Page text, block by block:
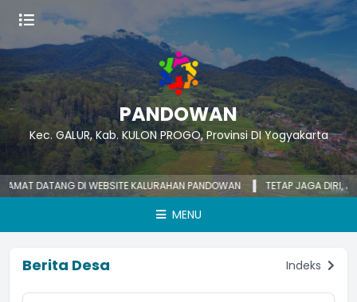
PANDOWAN
Kec. GALUR, Kab. KULON PROGO, Provinsi DI Yogyakarta
DATANG DI WEBSITE KALURAHAN PANDOWAN TETAP JAGA DIRI, JAGA
MENU
Berita Desa Indeks